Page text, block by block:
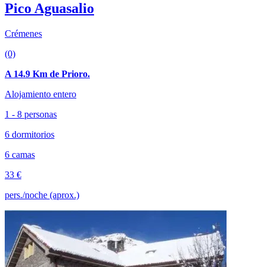
Pico Aguasalio
Crémenes
(0)
A 14.9 Km de Prioro.
Alojamiento entero
1 - 8 personas
6 dormitorios
6 camas
33 €
pers./noche (aprox.)